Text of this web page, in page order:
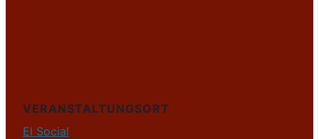
VERANSTALTUNGSORT
El Social